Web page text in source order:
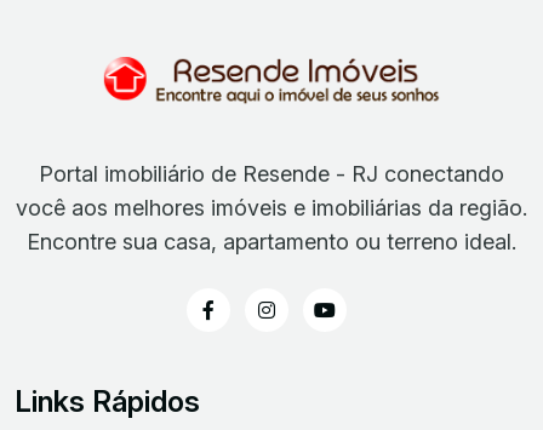
Portal imobiliário de Resende - RJ conectando
você aos melhores imóveis e imobiliárias da região.
Encontre sua casa, apartamento ou terreno ideal.
Links Rápidos